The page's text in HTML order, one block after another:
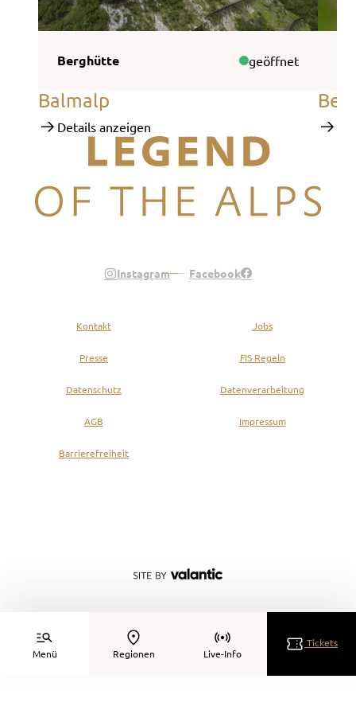
Berghütte geöffnet
Balmalp
Details anzeigen
Instagram Facebook
Kontakt Jobs
Presse FIS Regeln
Datenschutz Datenverarbeitung
AGB Impressum
Barrierefreiheit
Menü Regionen Live-Info
Tickets